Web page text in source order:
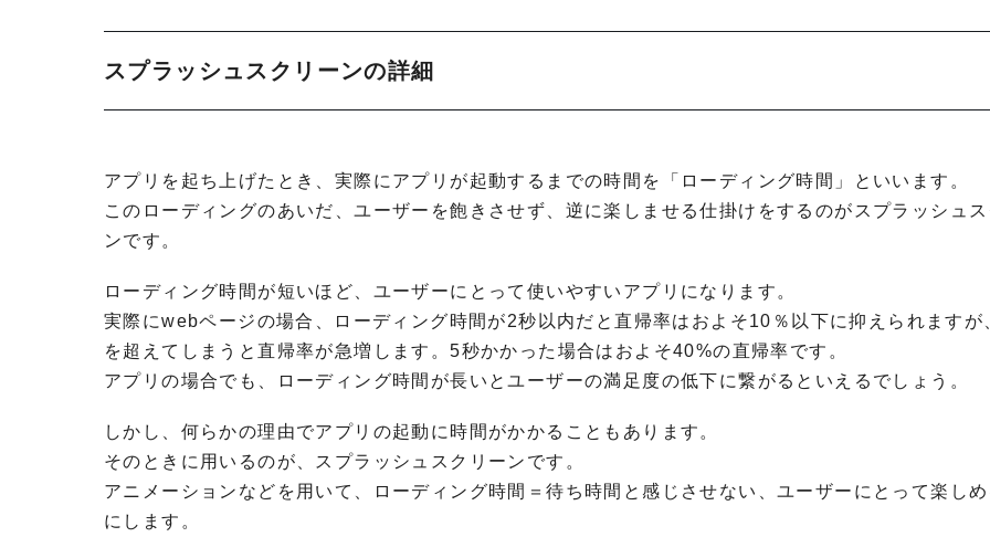
スプラッシュスクリーンの詳細
アプリを起ち上げたとき、実際にアプリが起動するまでの時間を「ローディング時間」といいます。
このローディングのあいだ、ユーザーを飽きさせず、逆に楽しませる仕掛けをするのがスプラッシュ
ンです。
ローディング時間が短いほど、ユーザーにとって使いやすいアプリになります。
実際にwebページの場合、ローディング時間が2秒以内だと直帰率はおよそ10％以下に抑えられますが
を超えてしまうと直帰率が急増します。5秒かかった場合はおよそ40%の直帰率です。
アプリの場合でも、ローディング時間が長いとユーザーの満足度の低下に繋がるといえるでしょう。
しかし、何らかの理由でアプリの起動に時間がかかることもあります。
そのときに用いるのが、スプラッシュスクリーンです。
アニメーションなどを用いて、ローディング時間＝待ち時間と感じさせない、ユーザーにとって楽し
にします。